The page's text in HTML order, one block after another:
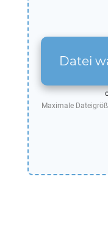
Datei
Maximale